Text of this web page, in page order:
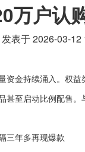
万户认
发表于 2026-03-12
金持续涌入。权益类
甚至启动比例配售。
年多再现爆款